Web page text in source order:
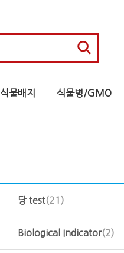
식물배지 식물병/GMO
당 test(21)
Biological Indicator(2)